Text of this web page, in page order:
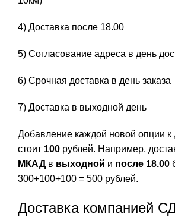
4) Доставка после 18.00
5) Согласование адреса в день
6) Срочная доставка в день заказа
7) Доставка в выходной день
Добавление каждой новой опции к
стоит 100 рублей. Например,
МКАДв выходной и после 18.00
300+100+100 = 500 рублей.
Доставка компанией